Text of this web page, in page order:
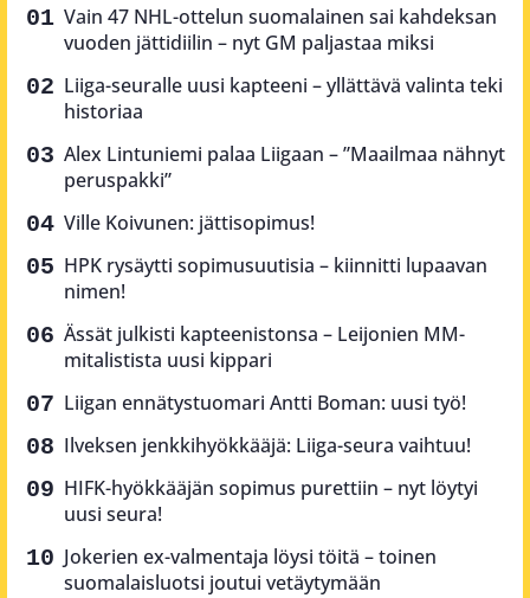
Vain 47 NHL-ottelun suomalainen sai kahdeksan
vuoden jättidiilin – nyt GM paljastaa miksi
Liiga-seuralle uusi kapteeni – yllättävä valinta teki
historiaa
Alex Lintuniemi palaa Liigaan – ”Maailmaa nähnyt
peruspakki”
Ville Koivunen: jättisopimus!
HPK rysäytti sopimusuutisia – kiinnitti lupaavan
nimen!
Ässät julkisti kapteenistonsa – Leijonien MM-
mitalistista uusi kippari
Liigan ennätystuomari Antti Boman: uusi työ!
Ilveksen jenkkihyökkääjä: Liiga-seura vaihtuu!
HIFK-hyökkääjän sopimus purettiin – nyt löytyi
uusi seura!
Jokerien ex-valmentaja löysi töitä – toinen
suomalaisluotsi joutui vetäytymään